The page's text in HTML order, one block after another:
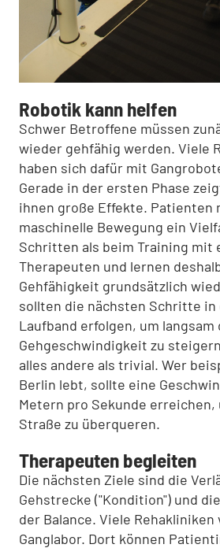
Robotik kann helfen
Schwer Betroffene müssen
wieder gehfähig werden. Viele
haben sich dafür mit
Gerade in der ersten Phase
ihnen große Effekte. Patienten
maschinelle Bewegung ein
Schritten als beim Training mit
Therapeuten und lernen
Gehfähigkeit grundsätzlich
sollten die nächsten Schritte in
Laufband erfolgen, um langsam
Gehgeschwindigkeit zu
alles andere als trivial. Wer
Berlin lebt, sollte eine
Metern pro Sekunde erreichen,
Straße zu überqueren.
Therapeuten begleiten
Die nächsten Ziele sind die
Gehstrecke ("Kondition") und
der Balance. Viele
Ganglabor. Dort können